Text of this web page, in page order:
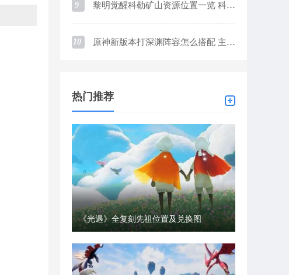
9 黎明觉醒科勒矿山资源位置一览 科勒矿山资源采集点在哪
10 原神新版本打深渊阵容怎么搭配 主流阵容优缺点介绍及培养思路
热门推荐
《光遇》全复刻先祖位置及兑换图